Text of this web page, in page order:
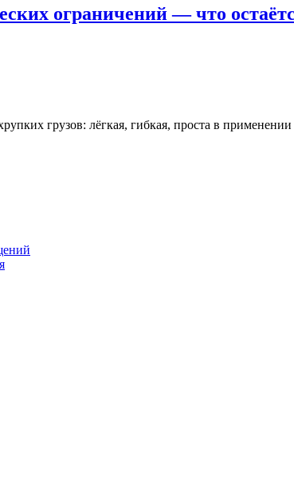
ограничений — что
грузов: лёгкая, гибкая, проста в